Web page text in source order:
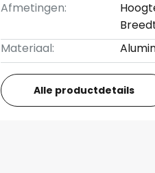
Afmetingen:
Materiaal:
Alle productdetails